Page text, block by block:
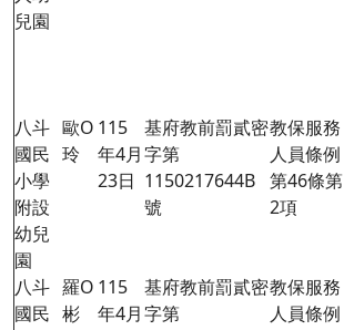
兒園
八斗
國民
小學
附設
幼兒
園
歐O
玲
115
年4月
23日
基府教前罰貳密
字第
1150217644B
號
教保服務
人員條例
第46條第
2項
八斗
國民
羅O
彬
115
年4月
基府教前罰貳密
字第
教保服務
人員條例